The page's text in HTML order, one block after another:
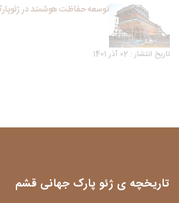
توسعه حفاظت هوشمند در
تاریخ انتشار : 02 آذر 1401
تاریخچه ی ژئو پارک جهانی قشم